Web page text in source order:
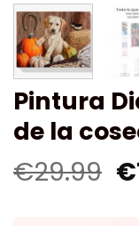
Pintura
de la
€29.99 €